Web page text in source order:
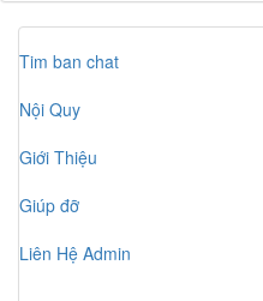
lãng tử xây dựng
Quang Diệu
Nguyễn Lan Anh
Tim ban chat
Nội Quy
Giới Thiệu
Giúp đỡ
Liên Hệ Admin